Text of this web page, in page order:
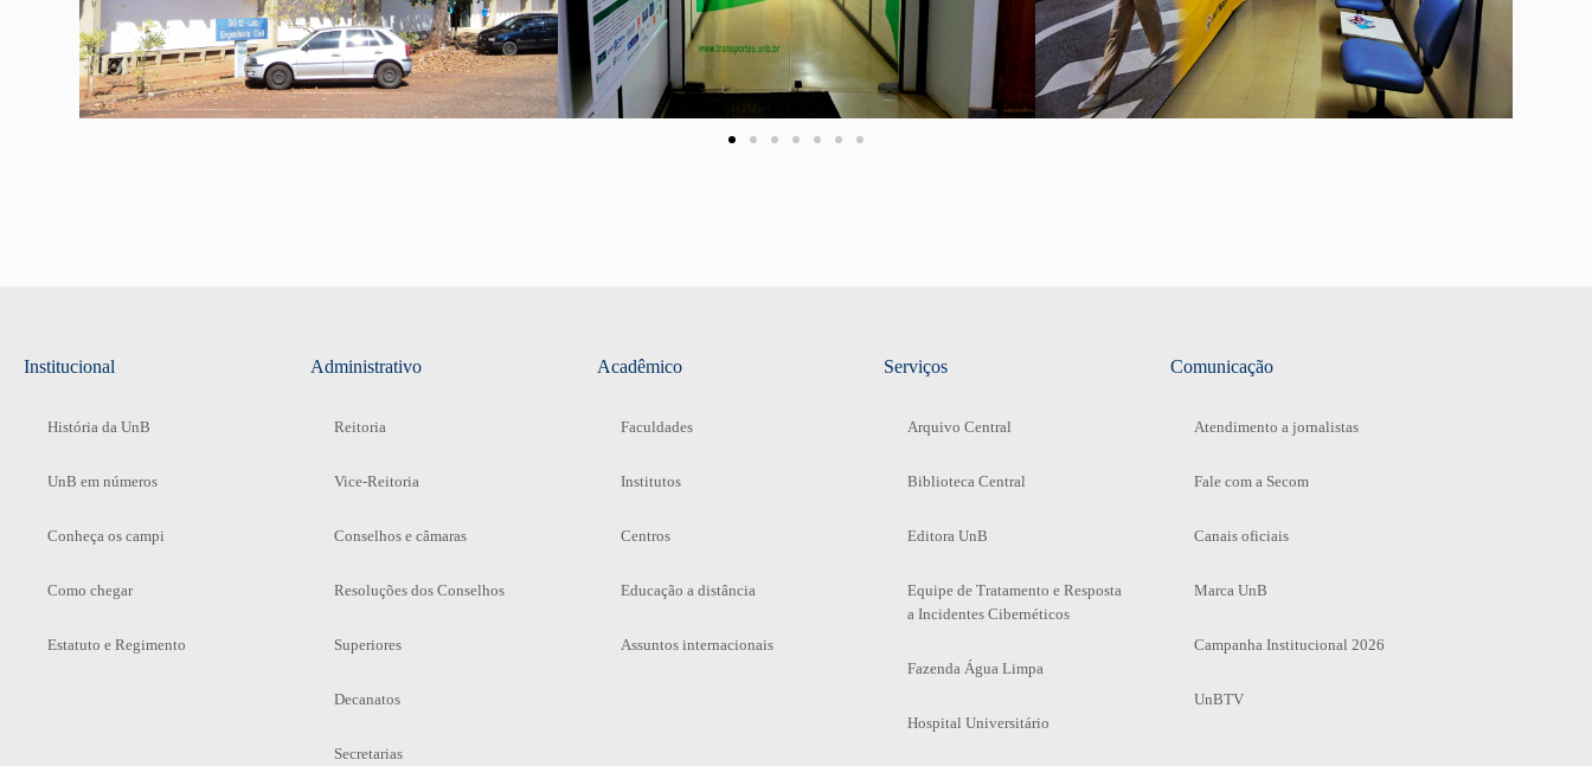
Institucional
História da UnB
UnB em números
Conheça os campi
Como chegar
Estatuto e Regimento
Administrativo
Reitoria
Vice-Reitoria
Conselhos e câmaras
Resoluções dos Conselhos
Superiores
Decanatos
Secretarias
Acadêmico
Faculdades
Institutos
Centros
Educação a distância
Assuntos internacionais
Serviços
Arquivo Central
Biblioteca Central
Editora UnB
Equipe de Tratamento e Resposta
a Incidentes Cibernéticos
Fazenda Água Limpa
Hospital Universitário
Comunicação
Atendimento a jornalistas
Fale com a Secom
Canais oficiais
Marca UnB
Campanha Institucional 2026
UnBTV